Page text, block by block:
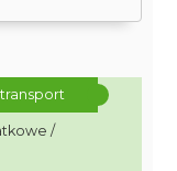
transport
/